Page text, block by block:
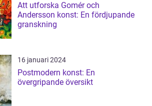
Att utforska Gomér och
Andersson konst: En fördjupande
granskning
16 januari 2024
Postmodern konst: En
övergripande översikt